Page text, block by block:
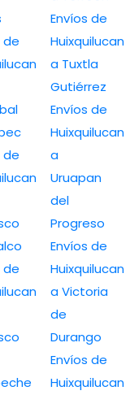
de
de
de
Envíos de
Huixquilucan
a Tuxtla
Gutiérrez
Envíos de
Huixquilucan
a
Uruapan
del
Progreso
Envíos de
Huixquilucan
a Victoria
de
Durango
Envíos de
Huixquilucan